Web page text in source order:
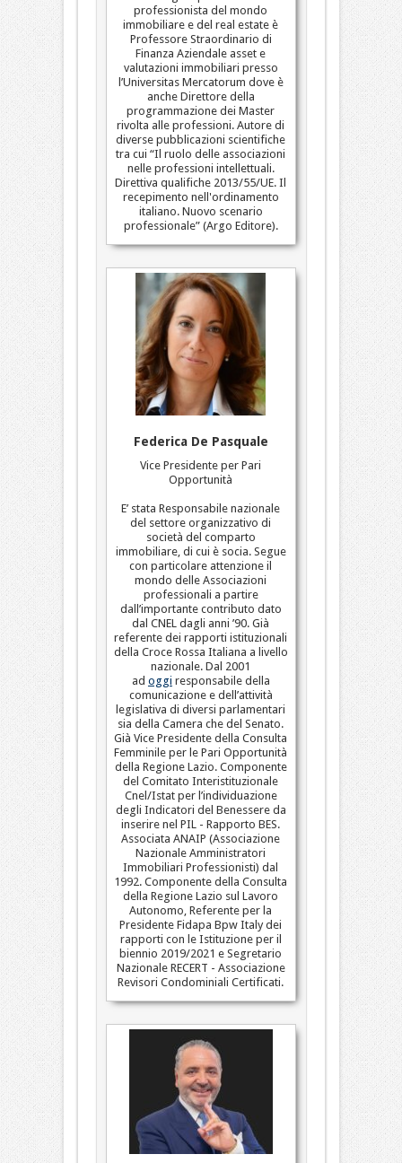
professionista del mondo
immobiliare e del real estate è
Professore Straordinario di
Finanza Aziendale asset e
valutazioni immobiliari presso
l’Universitas Mercatorum dove è
anche Direttore della
programmazione dei Master
rivolta alle professioni. Autore di
diverse pubblicazioni scientifiche
tra cui “Il ruolo delle associazioni
nelle professioni intellettuali.
Direttiva qualifiche 2013/55/UE. Il
recepimento nell'ordinamento
italiano. Nuovo scenario
professionale” (Argo Editore).
Federica De Pasquale
Vice Presidente per Pari
Opportunità
E’ stata Responsabile nazionale
del settore organizzativo di
società del comparto
immobiliare, di cui è socia. Segue
con particolare attenzione il
mondo delle Associazioni
professionali a partire
dall’importante contributo dato
dal CNEL dagli anni ’90. Già
referente dei rapporti istituzionali
della Croce Rossa Italiana a livello
nazionale. Dal 2001
ad oggi responsabile della
comunicazione e dell’attività
legislativa di diversi parlamentari
sia della Camera che del Senato.
Già Vice Presidente della Consulta
Femminile per le Pari Opportunità
della Regione Lazio. Componente
del Comitato Interistituzionale
Cnel/Istat per l’individuazione
degli Indicatori del Benessere da
inserire nel PIL - Rapporto BES.
Associata ANAIP (Associazione
Nazionale Amministratori
Immobiliari Professionisti) dal
1992. Componente della Consulta
della Regione Lazio sul Lavoro
Autonomo, Referente per la
Presidente Fidapa Bpw Italy dei
rapporti con le Istituzione per il
biennio 2019/2021 e Segretario
Nazionale RECERT - Associazione
Revisori Condominiali Certificati.